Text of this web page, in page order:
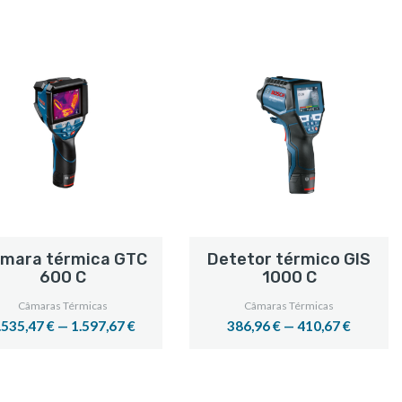
térmica GTC
600 C
Câmaras Térmicas
€ — 1.597,67 €
Detetor térmico GIS
1000 C
Câmaras Térmicas
386,96 € — 410,67 €